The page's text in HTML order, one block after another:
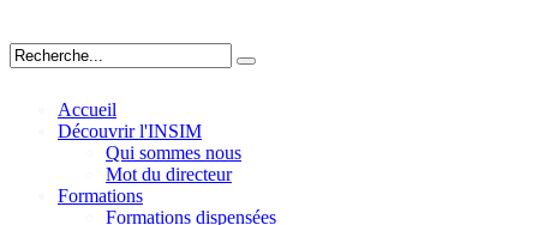
Accueil
Découvrir l'INSIM
Qui sommes nous
Mot du directeur
Formations
Formations dispensées